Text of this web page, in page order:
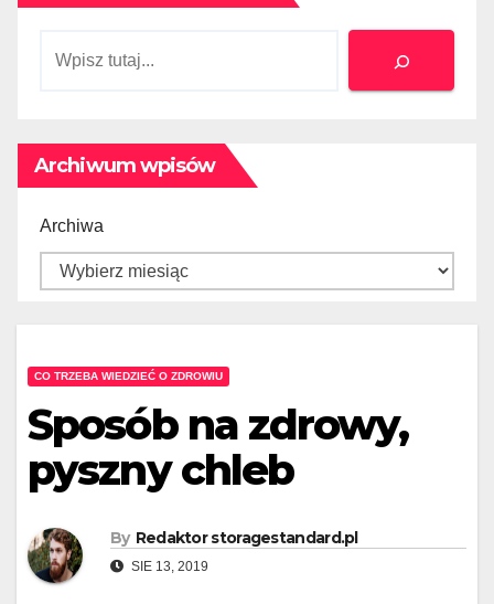
Szukaj
Archiwum wpisów
Archiwa
CO TRZEBA WIEDZIEĆ O ZDROWIU
Sposób na zdrowy,
pyszny chleb
By Redaktor storagestandard.pl
SIE 13, 2019